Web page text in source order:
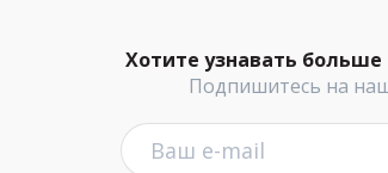
Хотите узнавать больше
Подпишитесь на